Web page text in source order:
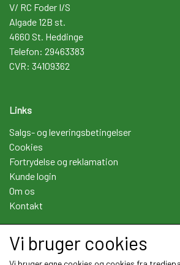
V/ RC Foder I/S
Algade 12B st.
4660 St. Heddinge
Telefon: 29463383
CVR: 34109362
Links
Salgs- og leveringsbetingelser
Cookies
Fortrydelse og reklamation
Kunde login
Om os
Kontakt
Sociale medier
Vi bruger cookies